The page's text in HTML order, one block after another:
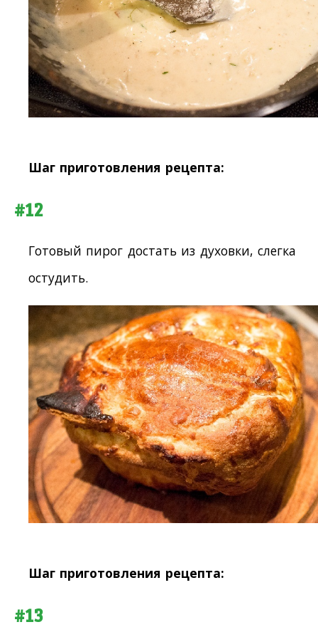
Шаг приготовления рецепта:
#12
Готовый пирог достать из духовки, слегка
остудить.
Шаг приготовления рецепта:
#13